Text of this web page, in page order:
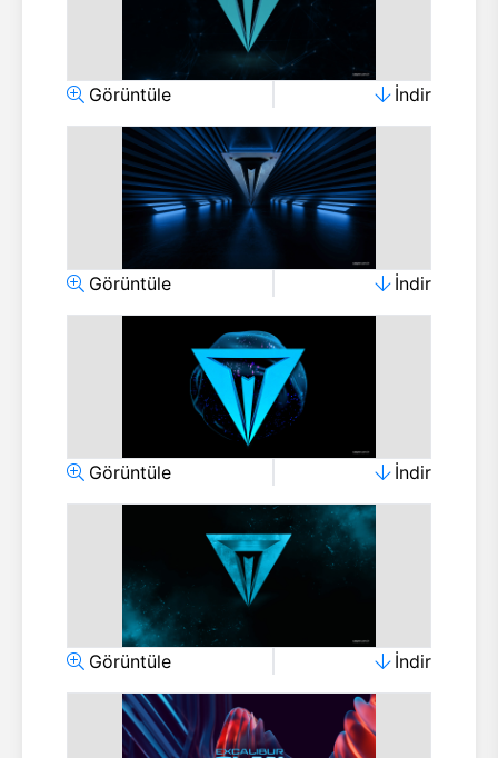
Görüntüle İndir
Görüntüle İndir
Görüntüle İndir
Görüntüle İndir